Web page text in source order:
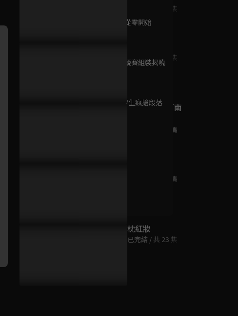
第8集 再次從零開始
第9集 原創競賽組裝揭曉
第10集 練習生瘋搶段落
已完結 / 共 82 集
已完結 / 共 24 集
(日) 名偵探柯南
已完結 / 共 36 集
已完結 / 共 24 集
枕紅妝
已完結 / 共 23 集